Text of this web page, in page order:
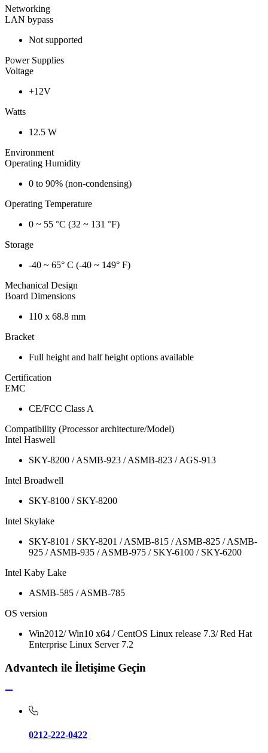
Networking
LAN bypass
Not supported
Power Supplies
Voltage
+12V
Watts
12.5 W
Environment
Operating Humidity
0 to 90% (non-condensing)
Operating Temperature
0 ~ 55 °C (32 ~ 131 °F)
Storage
-40 ~ 65° C (-40 ~ 149° F)
Mechanical Design
Board Dimensions
110 x 68.8 mm
Bracket
Full height and half height options available
Certification
EMC
CE/FCC Class A
Compatibility (Processor architecture/Model)
Intel Haswell
SKY-8200 / ASMB-923 / ASMB-823 / AGS-913
Intel Broadwell
SKY-8100 / SKY-8200
Intel Skylake
SKY-8101 / SKY-8201 / ASMB-815 / ASMB-825 / ASMB-
925 / ASMB-935 / ASMB-975 / SKY-6100 / SKY-6200
Intel Kaby Lake
ASMB-585 / ASMB-785
OS version
Win2012/ Win10 x64 / CentOS Linux release 7.3/ Red Hat
Enterprise Linux Server 7.2
Advantech ile İletişime Geçin
0212-222-0422